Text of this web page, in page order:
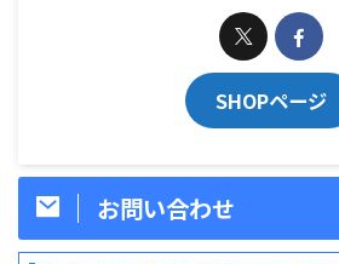
SHOPページ
お問い合わせ